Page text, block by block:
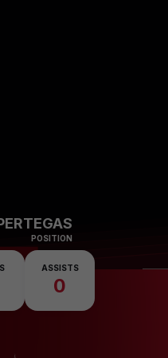
POSITION
ASSISTS
0